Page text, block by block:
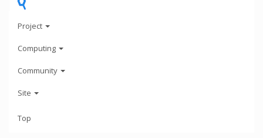
Project
Computing
Community
Site
Top